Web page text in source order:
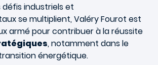
défis industriels et
se multiplient, Valéry Fourot est
armé pour contribuer à la réussite
, notamment dans le
énergétique.